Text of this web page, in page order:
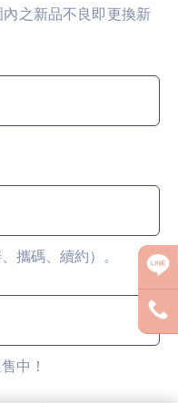
之新品不良即更換新
攜碼、續約）。
中！